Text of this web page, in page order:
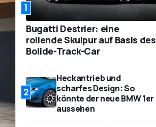
1
Bugatti Destrier: eine
rollende Skulpur auf Basis des
Bolide-Track-Car
2
Heckantrieb und
scharfes Design: So
könnte der neue BMW 1er
aussehen